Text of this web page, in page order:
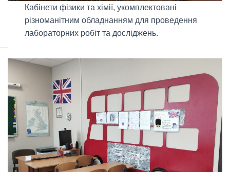
Кабінети фізики та хімії, укомплектовані
різноманітним обладнанням для проведення
лабораторних робіт та досліджень.